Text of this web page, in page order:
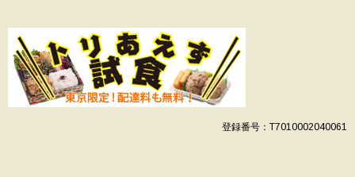
登録番号：T7010002040061